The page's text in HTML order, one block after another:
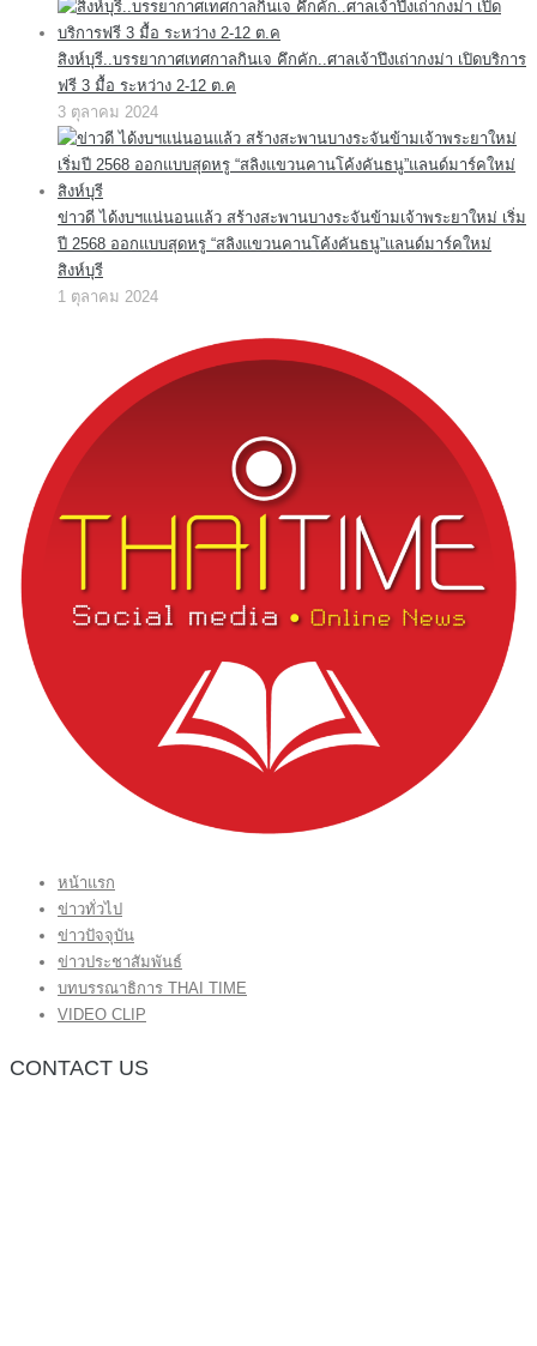
สิงห์บุรี..บรรยากาศเทศกาลกินเจ คึกคัก..ศาลเจ้าปึงเถ่ากงม่า เปิดบริการ
ฟรี 3 มื้อ ระหว่าง 2-12 ต.ค
3 ตุลาคม 2024
ข่าวดี ได้งบฯแน่นอนแล้ว สร้างสะพานบางระจันข้ามเจ้าพระยาใหม่ เริ่ม
ปี 2568 ออกแบบสุดหรู “สลิงแขวนคานโค้งคันธนู”แลนด์มาร์คใหม่
สิงห์บุรี
1 ตุลาคม 2024
หน้าแรก
ข่าวทั่วไป
ข่าวปัจจุบัน
ข่าวประชาสัมพันธ์
บทบรรณาธิการ THAI TIME
VIDEO CLIP
CONTACT US